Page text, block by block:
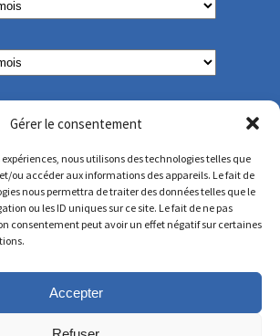
Gérer le consentement
nous utilisons des technologies telles que
ou accéder aux informations des appareils. Le fait de
nous permettra de traiter des données telles que le
ou les ID uniques sur ce site. Le fait de ne pas
consentement peut avoir un effet négatif sur certaines
Accepter